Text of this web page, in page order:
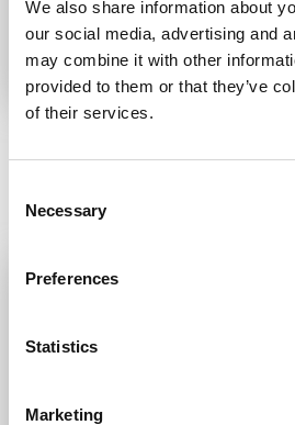
We also share information about
our social media, advertising and
may combine it with other
provided to them or that they’ve
of their services.
Selection
Necessary
Preferences
Statistics
Marketing
TP MAGAZINE 02
el